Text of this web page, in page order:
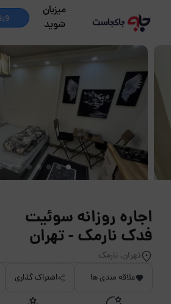
میزبان
شوید
اجاره روزانه سوئیت
فدک نارمک - تهران
تهران, نارمک
علاقه مندی ها اشتراک گذاری